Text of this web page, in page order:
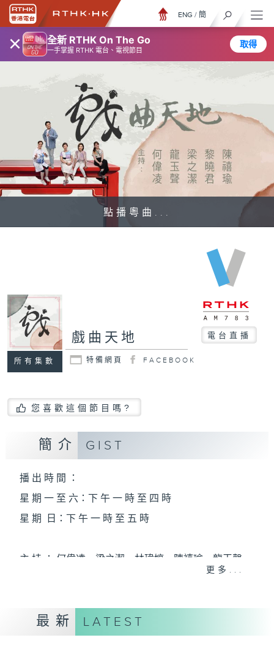
× 全新 RTHK On The Go
一手掌握 RTHK 電台、電視節目
取得
ENG / 簡
點播粵曲...
所有集數
戲曲天地 電台直播
特備網頁 FACEBOOK
您喜歡這個節目嗎?
簡介 GIST
播 出 時 間 ：
星 期 一 至 六：下 午 一 時 至 四 時
星 期 日：下 午 一 時 至 五 時
主 持 ： 何偉凌、梁之潔、林瑋婷、陳禧瑜、龍玉聲、
《戲曲天地》以播放粵曲、粵劇為主，逢星期一、
更多...
最新 LATEST